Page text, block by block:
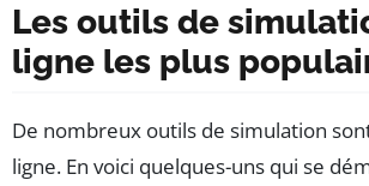
Les outils de
ligne les plus
De nombreux outils de simulation
ligne. En voici quelques-uns qui se